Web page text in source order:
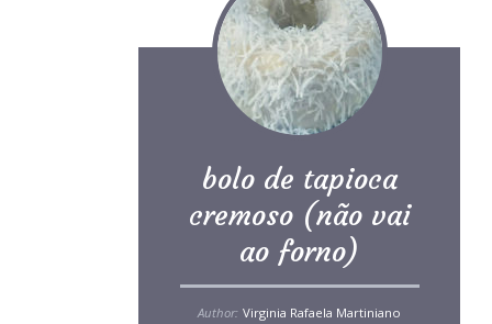
bolo de tapioca
cremoso (não vai
ao forno)
Author: Virginia Rafaela Martiniano